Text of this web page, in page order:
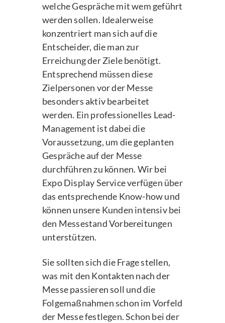
welche Gespräche mit wem geführt
werden sollen. Idealerweise
konzentriert man sich auf die
Entscheider, die man zur
Erreichung der Ziele benötigt.
Entsprechend müssen diese
Zielpersonen vor der Messe
besonders aktiv bearbeitet
werden. Ein professionelles Lead-
Management ist dabei die
Voraussetzung, um die geplanten
Gespräche auf der Messe
durchführen zu können. Wir bei
Expo Display Service verfügen über
das entsprechende Know-how und
können unsere Kunden intensiv bei
den Messestand Vorbereitungen
unterstützen.
Sie sollten sich die Frage stellen,
was mit den Kontakten nach der
Messe passieren soll und die
Folgemaßnahmen schon im Vorfeld
der Messe festlegen. Schon bei der